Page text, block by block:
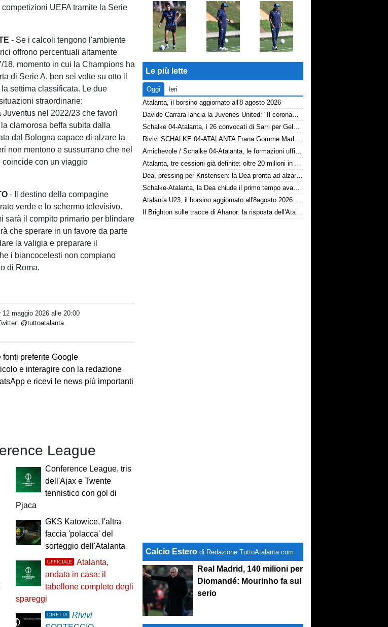
UEFA tramite la Serie
- Se i calcoli tengono l'ambiente
offrono percentuali altamente
momento in cui la Champions ha
di Serie A, ben sei volte su otto il
settima classificata. Le due
straordinarie:
nel 2022/23 che favorì
clamorosa beffa subita dalla
dal Bologna capace di alzare la
non mentono e sussurrano che nel
con un viaggio
- Il destino della compagine
verde e lo schermo televisivo.
sarà il compito primario per blindare
che sperare in un favore da parte
la valigia e preparare il
i biancocelesti non compiano
di Roma.
12 maggio 2026 alle 20:00
@tuttoatalanta
preferite Google
e interagire con la redazione
e ricevi le news più importanti
League
Conference League, tris
dell'Ajax e Twente
tennistico con gol di
Pjaca
GKS Katowice, l'altra
faccia 'polacca' del
sorteggio dell'Atalanta
UFFICIALE
Atalanta,
andata in casa: il
tabellone completo degli
spareggi
DIRETTA
Rivivi
Le più lette
Oggi
Ieri
Atalanta, il borsino aggiornato all'8 agosto 2026
Davide Carrara lancia la Juvenes United: "Il coronamento di un progetto, nove ragazzi del 2007 in prima squadra"
Schalke 04-Atalanta, i 26 convocati di Sarri per Gelsenkirchen
Rivivi SCHALKE 04-ATALANTA Frana Gomme Madone, 0-3
Amichevole / Schalke 04-Atalanta, le formazioni ufficiali
Atalanta, tre cessioni già definite: oltre 20 milioni in arrivo. Ora il focus è su Diao
Dea, pressing per Kristensen: la Dea pronta ad alzare l'offerta all'Udinese
Schalke-Atalanta, la Dea chiude il primo tempo avanti 2-0
Atalanta U23, il borsino aggiornato all'8agosto 2026. Cantiere aperto per Beati
Il Brighton sulle tracce di Ahanor: la risposta dell'Atalanta
Calcio Estero di Redazione TuttoAtalanta.com
Real Madrid, 140 milioni per
Diomandé: Mourinho fa sul
serio